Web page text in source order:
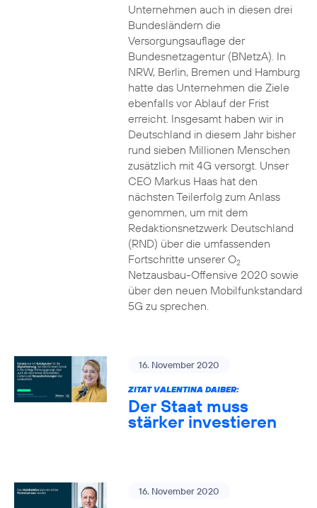
Unternehmen auch in diesen drei
Bundesländern die
Versorgungsauflage der
Bundesnetzagentur (BNetzA). In
NRW, Berlin, Bremen und Hamburg
hatte das Unternehmen die Ziele
ebenfalls vor Ablauf der Frist
erreicht. Insgesamt haben wir in
Deutschland in diesem Jahr bisher
rund sieben Millionen Menschen
zusätzlich mit 4G versorgt. Unser
CEO Markus Haas hat den
nächsten Teilerfolg zum Anlass
genommen, um mit dem
Redaktionsnetzwerk Deutschland
(RND) über die umfassenden
Fortschritte unserer O2
Netzausbau-Offensive 2020 sowie
über den neuen Mobilfunkstandard
5G zu sprechen.
16. November 2020
ZITAT VALENTINA DAIBER:
Der Staat muss
stärker investieren
16. November 2020